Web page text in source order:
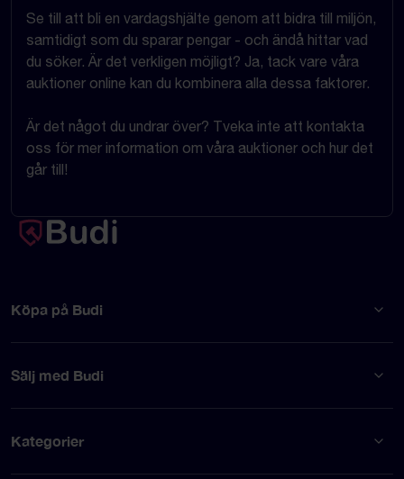
Se till att bli en vardagshjälte genom att bidra till miljön,
samtidigt som du sparar pengar - och ändå hittar vad
du söker. Är det verkligen möjligt? Ja, tack vare våra
auktioner online kan du kombinera alla dessa faktorer.
Är det något du undrar över? Tveka inte att kontakta
oss för mer information om våra auktioner och hur det
går till!
Köpa på Budi
Sälj med Budi
Kategorier